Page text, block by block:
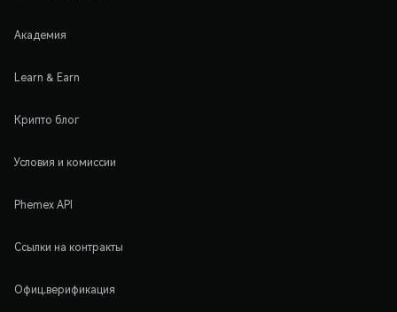
Академия
Learn & Earn
Крипто блог
Условия и комиссии
Phemex API
Ссылки на контракты
Офиц.верификация